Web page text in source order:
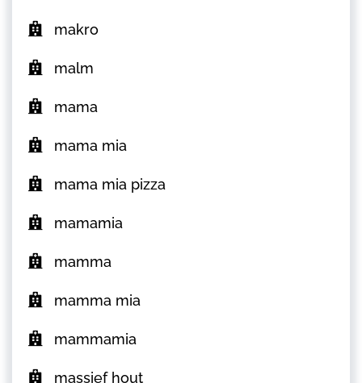
makro
malm
mama
mama mia
mama mia pizza
mamamia
mamma
mamma mia
mammamia
massief hout